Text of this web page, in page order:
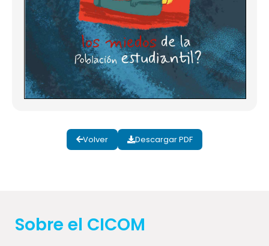
Volver Descargar PDF
Sobre el CICOM